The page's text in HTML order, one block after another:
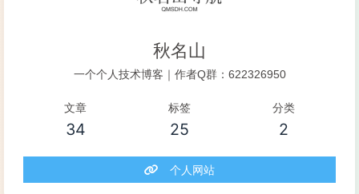
秋名山
一个个人技术博客｜作者Q群：622326950
文章
34
标签
25
分类
2
个人网站